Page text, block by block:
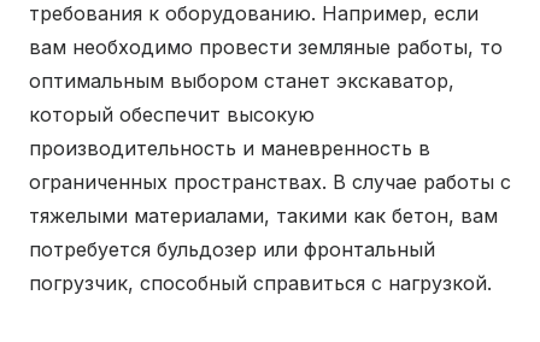
требования к оборудованию. Например, если
вам необходимо провести земляные работы, то
оптимальным выбором станет экскаватор,
который обеспечит высокую
производительность и маневренность в
ограниченных пространствах. В случае работы с
тяжелыми материалами, такими как бетон, вам
потребуется бульдозер или фронтальный
погрузчик, способный справиться с нагрузкой.